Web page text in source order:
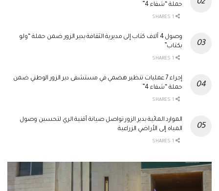
حملة “شفاء 4”
وصول 4 آلاف كتاب إلى مديرية الثقافة بدير الزور ضمن حملة “ولو
بكتاب”
إجراء 7 عمليات تنظير هضمي في مستشفى دير الزور الوطني ضمن
حملة “شفاء 4”
الموارد المائية بدير الزور تواصل صيانة أقنية الري لتحسين وصول
المياه إلى الأراضي الزراعية